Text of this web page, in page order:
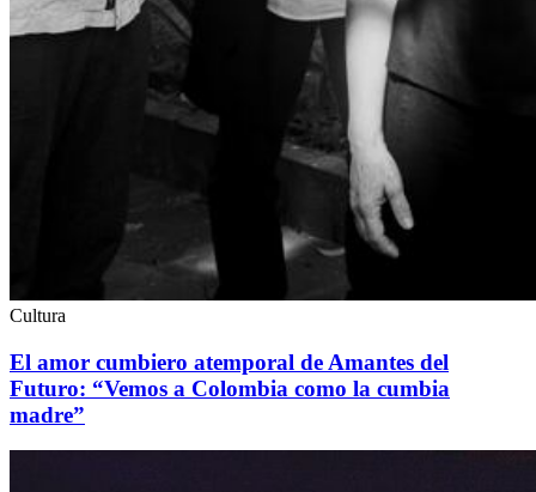
Cultura
El amor cumbiero atemporal de Amantes del
Futuro: “Vemos a Colombia como la cumbia
madre”